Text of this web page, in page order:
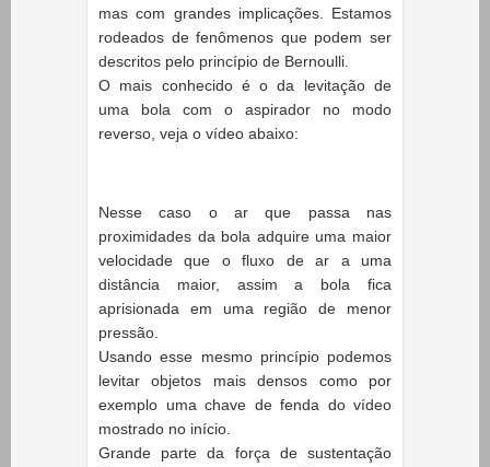
mas com grandes implicações. Estamos
rodeados defenômenos que podem ser
descritos pelo princípio de Bernoulli.
O mais conhecido é o da levitação de
uma bola com o aspirador no modo
reverso, veja o vídeo abaixo:
Nesse caso o ar que passa nas
proximidades da bola adquire uma maior
velocidade que o fluxo de ar a uma
distância maior, assim a bola fica
aprisionada em uma região de menor
pressão.
Usando esse mesmo princípio podemos
levitarobjetos mais densos como por
exemplo uma chave de fenda do vídeo
mostrado no início.
Grande parte da força de sustentação